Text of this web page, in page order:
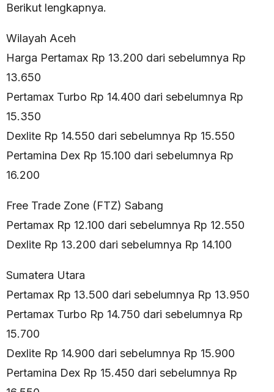
Berikut lengkapnya.
Wilayah Aceh
Harga Pertamax Rp 13.200 dari sebelumnya Rp
13.650
Pertamax Turbo Rp 14.400 dari sebelumnya Rp
15.350
Dexlite Rp 14.550 dari sebelumnya Rp 15.550
Pertamina Dex Rp 15.100 dari sebelumnya Rp
16.200
Free Trade Zone (FTZ) Sabang
Pertamax Rp 12.100 dari sebelumnya Rp 12.550
Dexlite Rp 13.200 dari sebelumnya Rp 14.100
Sumatera Utara
Pertamax Rp 13.500 dari sebelumnya Rp 13.950
Pertamax Turbo Rp 14.750 dari sebelumnya Rp
15.700
Dexlite Rp 14.900 dari sebelumnya Rp 15.900
Pertamina Dex Rp 15.450 dari sebelumnya Rp